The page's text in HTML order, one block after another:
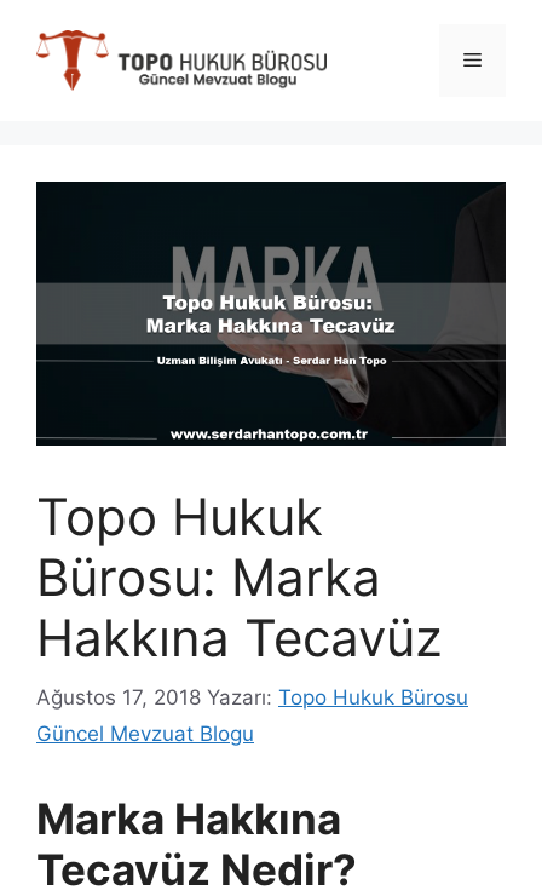
Menü
Topo Hukuk
Bürosu: Marka
Hakkına Tecavüz
Ağustos 17, 2018 Yazarı: Topo Hukuk Bürosu
Güncel Mevzuat Blogu
Marka Hakkına
Tecavüz Nedir?